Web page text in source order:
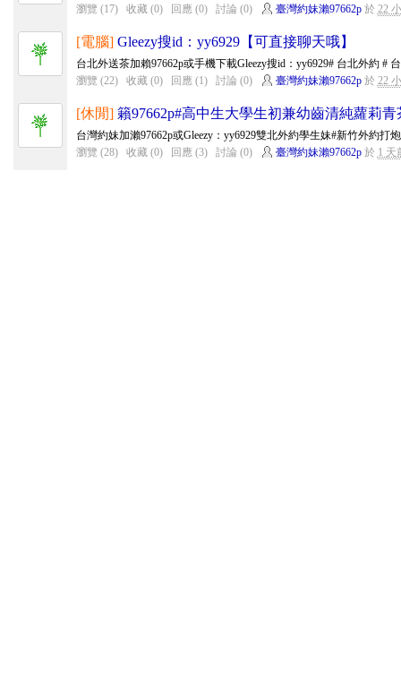
瀏覽 (17)
收藏 (0) 回應 (0) 討論 (0) 臺灣約妹瀨97662p於 22
[電腦] Gleezy搜id：yy6929【可直接聊天哦】
台北外送茶加賴97662p或手機下載Gleezy搜id：yy6929# 台北外約 #
瀏覽 (22)
收藏 (0) 回應 (1) 討論 (0) 臺灣約妹瀨97662p於 22
[休閒] 籟97662p#高中生大學生初兼幼齒清純蘿莉青
台灣約妹加瀨97662p或Gleezy：yy6929雙北外約學生妹#新竹外約打
瀏覽 (28)
收藏 (0) 回應 (3) 討論 (0) 臺灣約妹瀨97662p於 1 天